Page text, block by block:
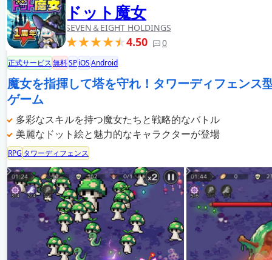
ドット魔女
SEVEN＆EIGHT HOLDINGS
4.50 0
正式サービス無料SPiOSAndroid
魔女を指揮して塔を守れ！タワーディフェンス
ゲーム
多彩なスキルを持つ魔女たちと戦略的なバトル
美麗なドット絵と魅力的なキャラクターが登場
RPG タワーディフェンス